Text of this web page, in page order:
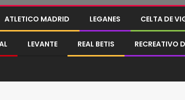
ATLETICO MADRID LEGANES CELTA DE
LEVANTE REAL BETIS RECREATIVO